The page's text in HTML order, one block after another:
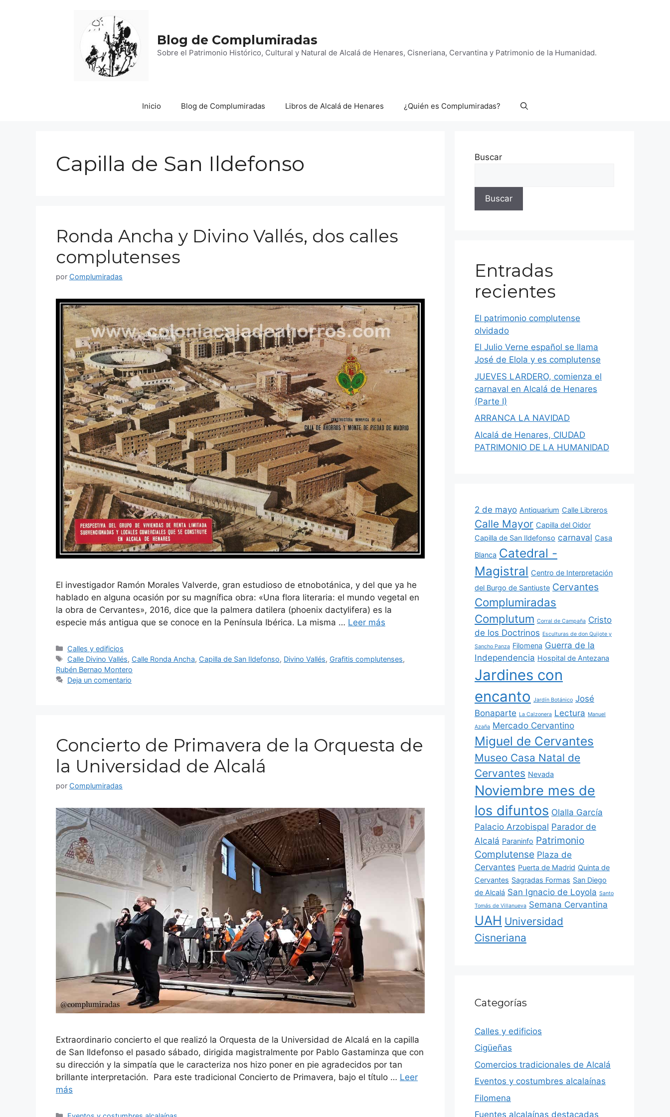
Blog de Complumiradas
Sobre el Patrimonio Histórico, Cultural y Natural de Alcalá de Henares, Cisneriana, Cervantina y Patrimonio de la Humanidad.
Inicio Blog de Complumiradas Libros de Alcalá de Henares ¿Quién es Complumiradas?
Capilla de San Ildefonso
Ronda Ancha y Divino Vallés, dos calles
complutenses
por Complumiradas
El investigador Ramón Morales Valverde, gran estudioso de etnobotánica, y del que ya he
hablado en alguna ocasión por su magnífica obra: «Una flora literaria: el mundo vegetal en
la obra de Cervantes», 2016, dice que la palmera datilera (phoenix dactylifera) es la
especie más antigua que se conoce en la Península Ibérica. La misma … Leer más
Categorías
Calles y edificios
Etiquetas
Calle Divino Vallés, Calle Ronda Ancha, Capilla de San Ildefonso, Divino Vallés, Grafitis complutenses,
Rubén Bernao Montero
Deja un comentario
Concierto de Primavera de la Orquesta de
la Universidad de Alcalá
por Complumiradas
Extraordinario concierto el que realizó la Orquesta de la Universidad de Alcalá en la capilla
de San Ildefonso el pasado sábado, dirigida magistralmente por Pablo Gastaminza que con
su dirección y la simpatía que le caracteriza nos hizo poner en pie agradecidos por tan
brillante interpretación. Para este tradicional Concierto de Primavera, bajo el título … Leer
más
Categorías
Buscar
Buscar
Entradas
recientes
El patrimonio complutense
olvidado
El Julio Verne español se llama
José de Elola y es complutense
JUEVES LARDERO, comienza el
carnaval en Alcalá de Henares
(Parte I)
ARRANCA LA NAVIDAD
Alcalá de Henares, CIUDAD
PATRIMONIO DE LA HUMANIDAD
2 de mayo Antiquarium Calle Libreros
Calle Mayor Capilla del Oidor
Capilla de San Ildefonso carnaval Casa
Blanca Catedral -
Magistral Centro de Interpretación
del Burgo de Santiuste Cervantes
Complumiradas
Complutum Corral de Campaña Cristo
de los Doctrinos Esculturas de don Quijote y
Sancho Panza Filomena Guerra de la
Independencia Hospital de Antezana
Jardines con
encanto Jardín Botánico José
Bonaparte La Calzonera Lectura Manuel
Azaña Mercado Cervantino
Miguel de Cervantes
Museo Casa Natal de
Cervantes Nevada
Noviembre mes de
los difuntos Olalla García
Palacio Arzobispal Parador de
Alcalá Paraninfo Patrimonio
Complutense Plaza de
Cervantes Puerta de Madrid Quinta de
Cervantes Sagradas Formas San Diego
de Alcalá San Ignacio de Loyola Santo
Tomás de Villanueva Semana Cervantina
UAH Universidad
Cisneriana
Categorías
Calles y edificios
Cigüeñas
Comercios tradicionales de Alcalá
Eventos y costumbres alcalaínas
Filomena
Fuentes alcalaínas destacadas